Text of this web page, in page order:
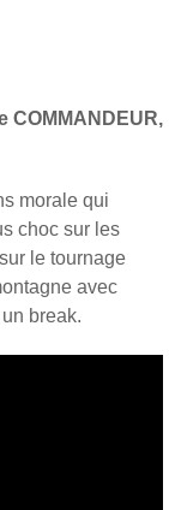
COMMANDEUR,
morale qui
choc sur les
le tournage
avec
break.